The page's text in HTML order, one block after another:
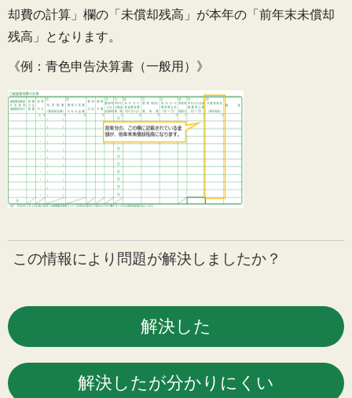
却費の計算」欄の「未償却残高」が本年の「前年末未償却
残高」となります。
《例：青色申告決算書（一般用）》
この情報により問題が解決しましたか？